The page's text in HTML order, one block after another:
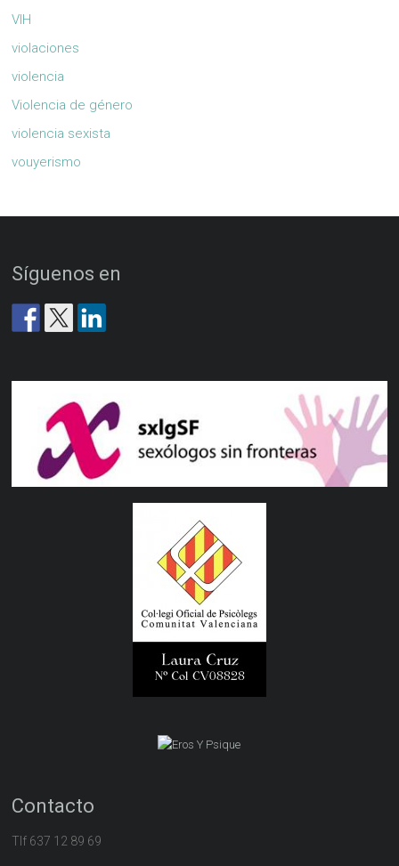
VIH
violaciones
violencia
Violencia de género
violencia sexista
vouyerismo
Síguenos en
Contacto
Tlf 637 12 89 69